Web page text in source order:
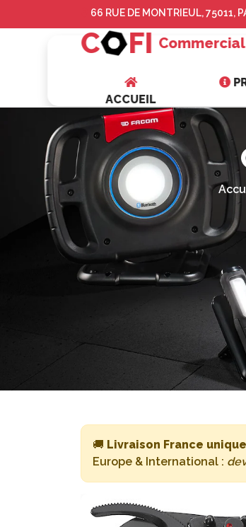
66 RUE DE MONTRIEUL, 75011,
C FI
ACCUEIL
🚚 Livraison France
Europe & International :